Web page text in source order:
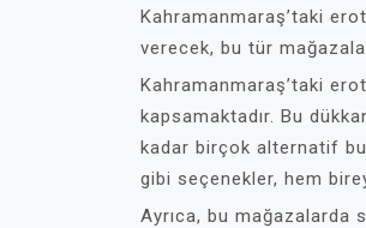
Kahramanmaraş’taki
verecek, bu tür
Kahramanmaraş’taki
kapsamaktadır. Bu
kadar birçok alternatif
gibi seçenekler, hem
Ayrıca, bu mağazalarda